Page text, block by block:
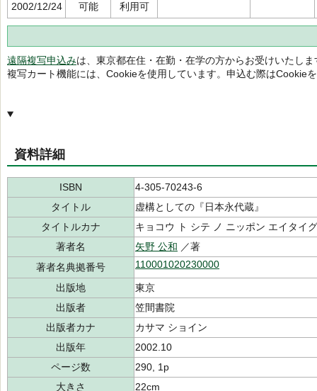
2002/12/24
可能 利用可
遠隔複写申込みは、東京都在住・在勤・在学の方からお受けいたしま
複写カート機能には、Cookieを使用しています。申込む際はCookie
資料詳細
ISBN
4-305-70243-6
タイトル
虚構としての『日本永代蔵』
タイトルカナ
キョコウ ト シテ ノ ニッポン エイタイ
著者名
矢野 公和 ／著
著者名典拠番号
110001020230000
出版地
東京
出版者
笠間書院
出版者カナ
カサマ ショイン
出版年
2002.10
ページ数
290, 1p
大きさ
22cm